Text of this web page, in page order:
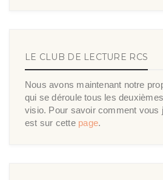
LE CLUB DE LECTURE RCS
Nous avons maintenant notre
qui se déroule tous les
visio. Pour savoir comment vous
est sur cette page.